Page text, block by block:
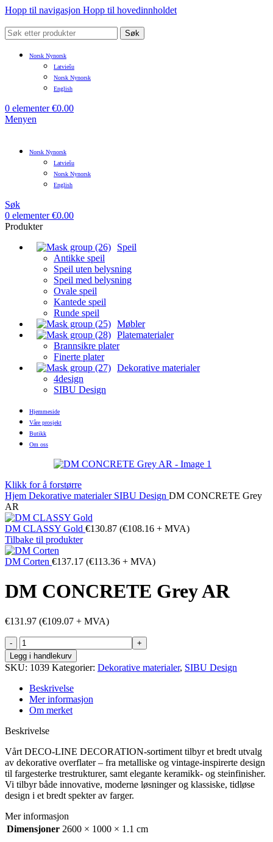
Hopp til navigasjon Hopp til hovedinnholdet
Søk
Norsk Nynorsk
Latviešu
Norsk Nynorsk
English
0 elementer €0.00
Menyen
Norsk Nynorsk
Latviešu
Norsk Nynorsk
English
Søk
0 elementer €0.00
Produkter
Speil
Antikke speil
Speil uten belysning
Speil med belysning
Ovale speil
Kantede speil
Runde speil
Møbler
Platematerialer
Brannsikre plater
Finerte plater
Dekorative materialer
4design
SIBU Design
Hjemmeside
Våre prosjekt
Butikk
Om oss
Klikk for å forstørre
Hjem Dekorative materialer SIBU Design DM CONCRETE Grey
AR
DM CLASSY Gold €130.87 (€108.16 + MVA)
Tilbake til produkter
DM Corten €137.17 (€113.36 + MVA)
DM CONCRETE Grey AR
€131.97 (€109.07 + MVA)
DM
CONCRETE
Grey
AR
antall
Legg i handlekurv
SKU: 1039 Kategorier: Dekorative materialer, SIBU Design
Beskrivelse
Mer informasjon
Om merket
Beskrivelse
Vårt DECO-LINE DECORATION-sortiment tilbyr et bredt utvalg
av dekorative overflater – fra metalliske og vintage-inspirerte design
til fargesterke trestrukturer, samt elegante keramikk- og steinfinisher.
Vi tilbyr både innovative, moderne løsninger og klassiske, tidløse
design i et bredt spekter av farger.
Mer informasjon
Dimensjoner 2600 × 1000 × 1.1 cm